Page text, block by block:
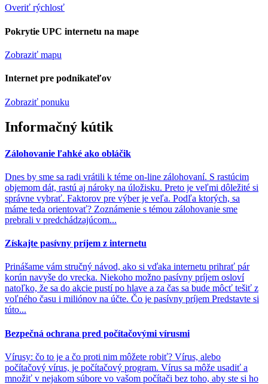
Overiť rýchlosť
Pokrytie UPC internetu na mape
Zobraziť mapu
Internet pre podnikateľov
Zobraziť ponuku
Informačný kútik
Zálohovanie ľahké ako obláčik
Dnes by sme sa radi vrátili k téme on-line zálohovaní. S rastúcim
objemom dát, rastú aj nároky na úložisku. Preto je veľmi dôležité si
správne vybrať. Faktorov pre výber je veľa. Podľa ktorých, sa
máme teda orientovať? Zoznámenie s témou zálohovanie sme
prebrali v predchádzajúcom...
Získajte pasívny príjem z internetu
Prinášame vám stručný návod, ako si vďaka internetu prihrať pár
korún navyše do vrecka. Niekoho možno pasívny príjem osloví
natoľko, že sa do akcie pustí po hlave a za čas sa bude môcť tešiť z
voľného času i miliónov na účte. Čo je pasívny príjem Predstavte si
túto...
Bezpečná ochrana pred počítačovými vírusmi
Vírusy: čo to je a čo proti nim môžete robiť? Vírus, alebo
počítačový vírus, je počítačový program. Vírus sa môže usadiť a
množiť v nejakom súbore vo vašom počítači bez toho, aby ste si ho